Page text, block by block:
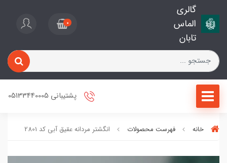
گالری
الماس
تابان
0
پشتیبانی 05133440005
خانه فهرست محصولات انگشتر مردانه عقیق آبی کد 2801